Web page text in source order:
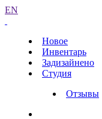
EN
Новое
Инвентарь
Задизайнено
Студия
Отзывы